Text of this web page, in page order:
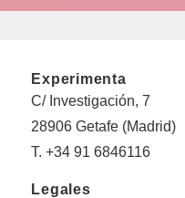
Experimenta
C/ Investigación, 7
28906 Getafe (Madrid)
T. +34 91 6846116
Legales